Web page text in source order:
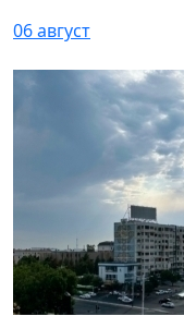
06 август